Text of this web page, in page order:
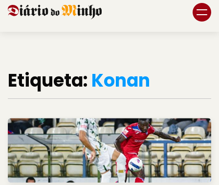
Etiqueta: Konan